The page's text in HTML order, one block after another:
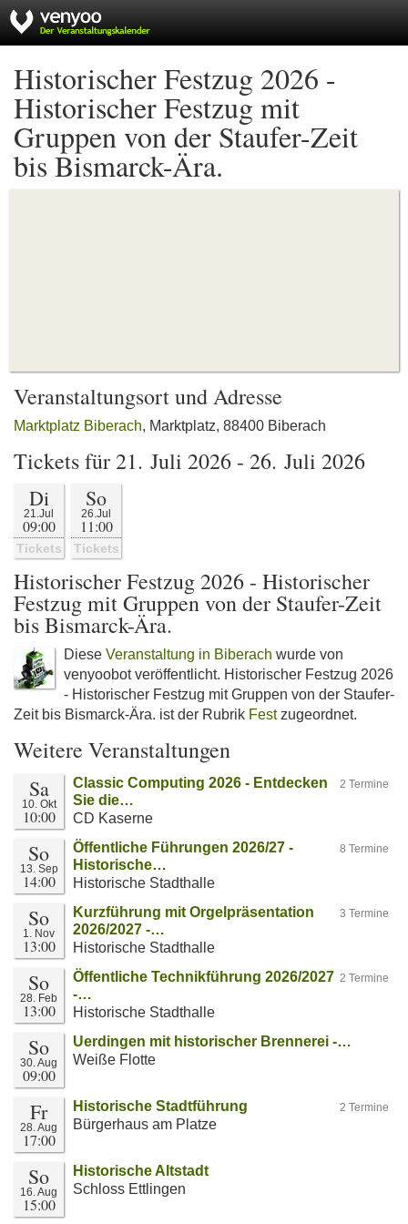
Historischer Festzug 2026 -
Historischer Festzug mit
Gruppen von der Staufer-Zeit
bis Bismarck-Ära.
Veranstaltungsort und Adresse
Marktplatz Biberach, Marktplatz, 88400 Biberach
Tickets für 21. Juli 2026 - 26. Juli 2026
Di
21.Jul
09:00
Tickets
So
26.Jul
11:00
Tickets
Historischer Festzug 2026 - Historischer
Festzug mit Gruppen von der Staufer-Zeit
bis Bismarck-Ära.
Diese Veranstaltung in Biberach wurde von
venyoobot veröffentlicht. Historischer Festzug 2026
- Historischer Festzug mit Gruppen von der Staufer-
Zeit bis Bismarck-Ära. ist der Rubrik Festzugeordnet.
Weitere Veranstaltungen
Sa
10. Okt
10:00
2 Termine
Classic Computing 2026 - Entdecken
Sie die…
CD Kaserne
So
13. Sep
14:00
8 Termine
Öffentliche Führungen 2026/27 -
Historische…
Historische Stadthalle
So
1. Nov
13:00
3 Termine
Kurzführung mit Orgelpräsentation
2026/2027 -…
Historische Stadthalle
So
28. Feb
13:00
2 Termine
Öffentliche Technikführung 2026/2027
-…
Historische Stadthalle
So
30. Aug
09:00
Uerdingen mit historischer Brennerei -…
Weiße Flotte
Fr
28. Aug
17:00
2 Termine
Historische Stadtführung
Bürgerhaus am Platze
So
16. Aug
15:00
Historische Altstadt
Schloss Ettlingen